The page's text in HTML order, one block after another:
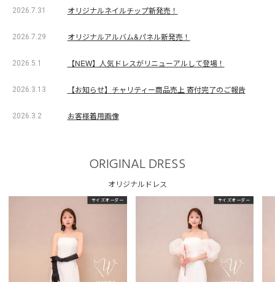
2026.7.31 オリジナルネイルチップ新発売！
2026.7.29 オリジナルアルバム&パネル新発売！
2026.5.1 【NEW】人気ドレスがリニューアルして登場！
2026.3.13 【お知らせ】チャリティー商品売上 寄付完了のご報告
2026.3.2 お客様着用画像
ORIGINAL DRESS
オリジナルドレス
サイズオーダー サイズオーダー